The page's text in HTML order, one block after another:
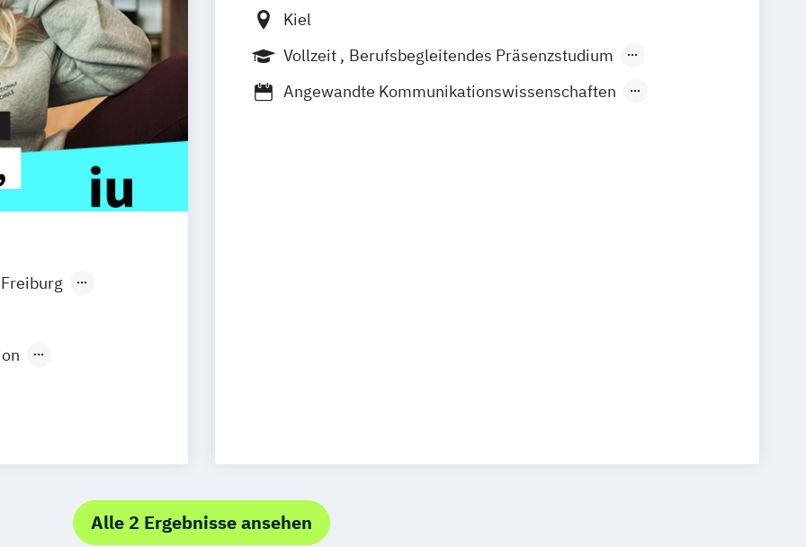
Freiburg
Neu-Ulm
Kiel
Vollzeit
Berufsbegleitendes Präsenzstudium
Duales Studium
Fernstudium
Angewandte Kommunikationswissenschaften
Alle 2 Ergebnisse ansehen